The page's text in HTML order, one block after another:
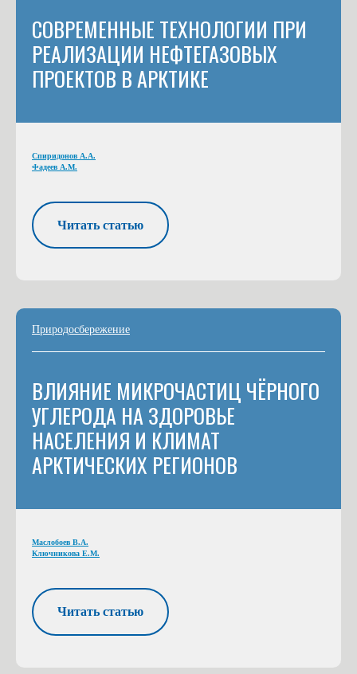
СОВРЕМЕННЫЕ ТЕХНОЛОГИИ ПРИ
РЕАЛИЗАЦИИ НЕФТЕГАЗОВЫХ
ПРОЕКТОВ В АРКТИКЕ
Спиридонов А.А.
Фадеев А.М.
Читать статью
Природосбережение
ВЛИЯНИЕ МИКРОЧАСТИЦ ЧЁРНОГО
УГЛЕРОДА НА ЗДОРОВЬЕ
НАСЕЛЕНИЯ И КЛИМАТ
АРКТИЧЕСКИХ РЕГИОНОВ
Маслобоев В.А.
Ключникова Е.М.
Читать статью